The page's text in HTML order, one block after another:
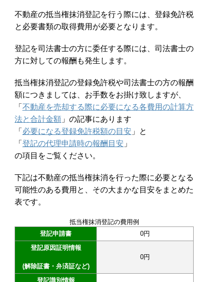
不動産の抵当権抹消登記を行う際には、登録免許税
と必要書類の取得費用が必要となります。
登記を司法書士の方に委任する際には、司法書士の
方に対しての報酬も発生します。
抵当権抹消登記の登録免許税や司法書士の方の報酬
額につきましては、お手数をお掛け致しますが、
「 不動産を売却する際に必要になる各費用の計算方
法と合計金額 」の記事にあります
「 必要になる登録免許税額の目安 」と
「 登記の代理申請時の報酬目安 」
の項目をご覧ください。
下記は不動産の抵当権抹消を行った際に必要となる
可能性のある費用と、その大まかな目安をまとめた
表です。
抵当権抹消登記の費用例
登記申請書
0円
登記原因証明情報
(解除証書・弁済証など)
0円
登記識別情報